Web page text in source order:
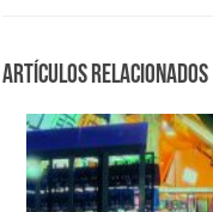
Artículos Relacionados